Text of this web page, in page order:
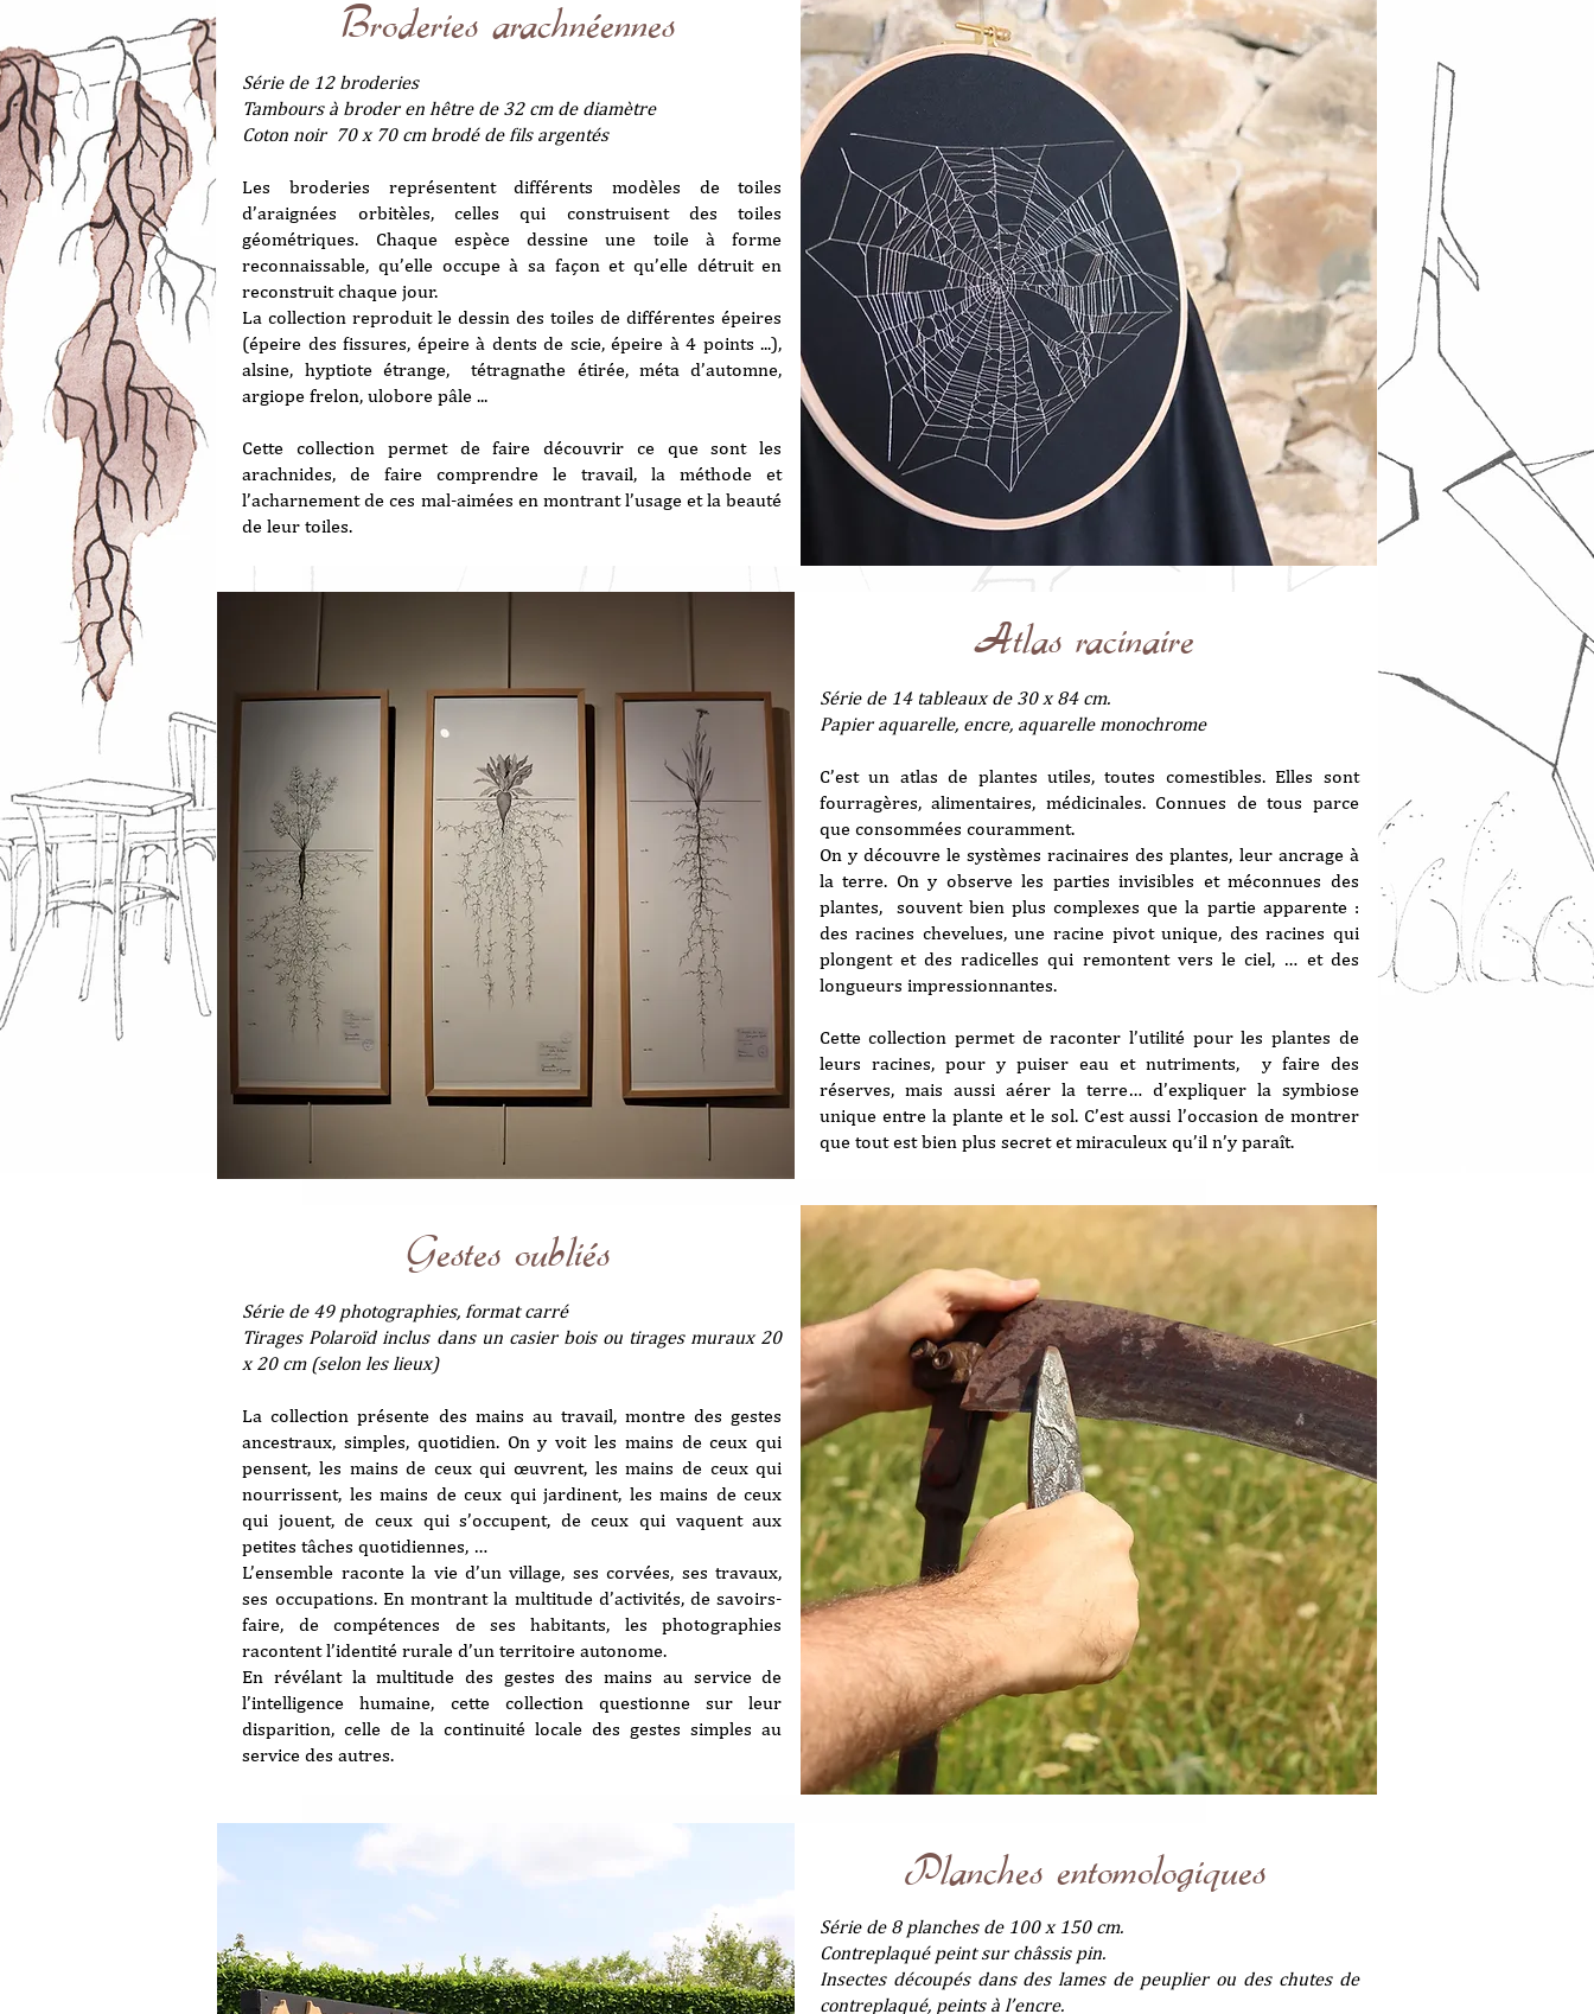
Broderies arachnéennes
Série de 12 broderies
Tambours à broder en hêtre de 32 cm de diamètre
Coton noir 70 x 70 cm brodé de fils argentés
Les broderies représentent différents modèles de toiles
d’araignées orbitèles, celles qui construisent des toiles
géométriques. Chaque espèce dessine une toile à forme
reconnaissable, qu’elle occupe à sa façon et qu’elle détruit en
reconstruit chaque jour.
La collection reproduit le dessin des toiles de différentes épeires
(épeire des fissures, épeire à dents de scie, épeire à 4 points ...),
alsine, hyptiote étrange, tétragnathe étirée, méta d’automne,
argiope frelon, ulobore pâle ...
Cette collection permet de faire découvrir ce que sont les
arachnides, de faire comprendre le travail, la méthode et
l’acharnement de ces mal-aimées en montrant l’usage et la beauté
de leur toiles.
Atlas racinaire
Série de 14 tableaux de 30 x 84 cm.
Papier aquarelle, encre, aquarelle monochrome
C’est un atlas de plantes utiles, toutes comestibles. Elles sont
fourragères, alimentaires, médicinales. Connues de tous parce
que consommées couramment.
On y découvre le systèmes racinaires des plantes, leur ancrage à
la terre. On y observe les parties invisibles et méconnues des
plantes, souvent bien plus complexes que la partie apparente :
des racines chevelues, une racine pivot unique, des racines qui
plongent et des radicelles qui remontent vers le ciel, … et des
longueurs impressionnantes.
Cette collection permet de raconter l’utilité pour les plantes de
leurs racines, pour y puiser eau et nutriments, y faire des
réserves, mais aussi aérer la terre… d’expliquer la symbiose
unique entre la plante et le sol. C’est aussi l’occasion de montrer
que tout est bien plus secret et miraculeux qu’il n’y paraît.
Gestes oubliés
Série de 49 photographies, format carré
Tirages Polaroïd inclus dans un casier bois ou tirages muraux 20
x 20 cm (selon les lieux)
La collection présente des mains au travail, montre des gestes
ancestraux, simples, quotidien. On y voit les mains de ceux qui
pensent, les mains de ceux qui œuvrent, les mains de ceux qui
nourrissent, les mains de ceux qui jardinent, les mains de ceux
qui jouent, de ceux qui s’occupent, de ceux qui vaquent aux
petites tâches quotidiennes, …
L’ensemble raconte la vie d’un village, ses corvées, ses travaux,
ses occupations. En montrant la multitude d’activités, de savoirs-
faire, de compétences de ses habitants, les photographies
racontent l’identité rurale d’un territoire autonome.
En révélant la multitude des gestes des mains au service de
l’intelligence humaine, cette collection questionne sur leur
disparition, celle de la continuité locale des gestes simples au
service des autres.
Planches entomologiques
Série de 8 planches de 100 x 150 cm.
Contreplaqué peint sur châssis pin.
Insectes découpés dans des lames de peuplier ou des chutes de
contreplaqué, peints à l’encre.